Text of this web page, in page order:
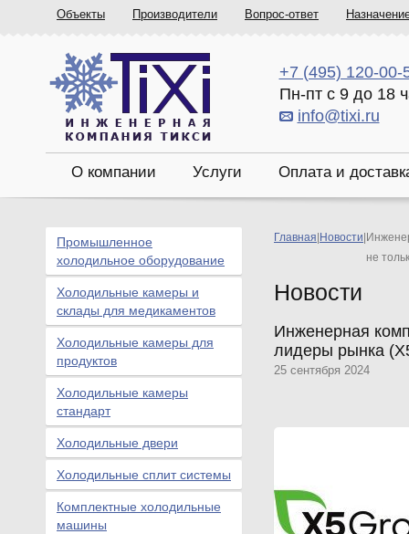
Объекты Производители Вопрос-ответ
+7 (495) 120-00-
Пн-пт с 9 до 18
info@tixi.ru
О компании Услуги Оплата и
Главная Новости
не
Новости
Инженерная
лидеры рынка
25 сентября 2024
Промышленное
холодильное оборудование
Холодильные камеры и
склады для медикаментов
Холодильные камеры для
продуктов
Холодильные камеры
стандарт
Холодильные двери
Холодильные сплит системы
Комплектные холодильные
машины